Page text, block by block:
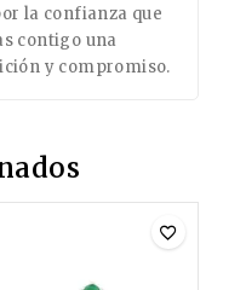
la confianza que
contigo una
y compromiso.